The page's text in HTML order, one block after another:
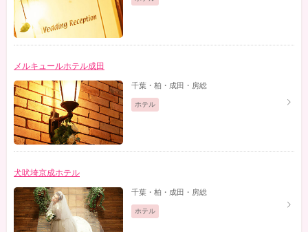
メルキュールホテル成田
千葉・柏・成田・房総
ホテル
犬吠埼京成ホテル
千葉・柏・成田・房総
ホテル